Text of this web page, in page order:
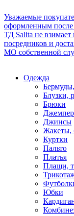
Уважаемые
оформленным после
ТД Salita не взимает
посредников и
МО собственной
Одежда
Блузки,
Брюки
Джинсы
Жакеты,
Куртки
Пальто
Платья
Плащи,
Юбки